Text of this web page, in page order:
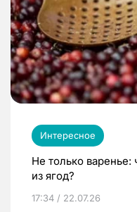
Интересное
Не только
из ягод?
17:34 / 22.07.26